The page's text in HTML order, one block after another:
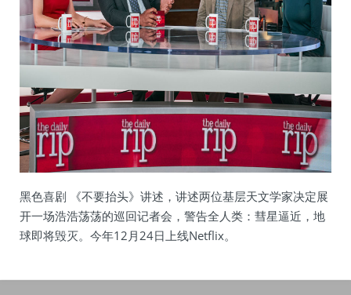
黑色喜剧 《不要抬头》讲述，讲述两位基层天文学家决定展
开一场浩浩荡荡的巡回记者会，警告全人类：彗星逼近，地
球即将毁灭。今年12月24日上线Netflix。